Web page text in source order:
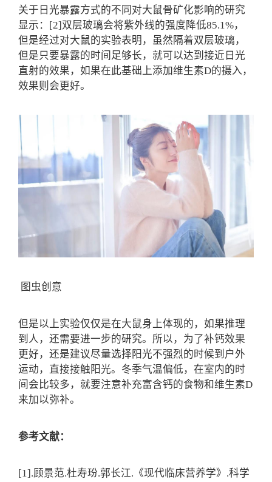
关于日光暴露方式的不同对大鼠骨矿化影响的研究
显示：[2]双层玻璃会将紫外线的强度降低85.1%，
但是经过对大鼠的实验表明，虽然隔着双层玻璃，
但是只要暴露的时间足够长，就可以达到接近日光
直射的效果，如果在此基础上添加维生素D的摄入，
效果则会更好。
图虫创意
但是以上实验仅仅是在大鼠身上体现的，如果推理
到人，还需要进一步的研究。所以，为了补钙效果
更好，还是建议尽量选择阳光不强烈的时候到户外
运动，直接接触阳光。冬季气温偏低，在室内的时
间会比较多，就要注意补充富含钙的食物和维生素D
来加以弥补。
参考文献：
[1].顾景范.杜寿玢.郭长江.《现代临床营养学》.科学